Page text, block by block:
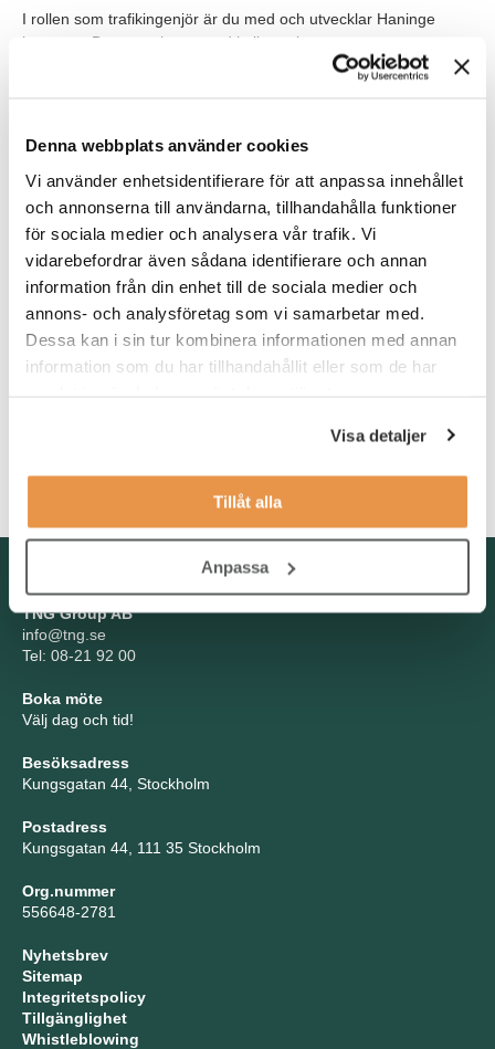
Denna webbplats använder cookies
Vi använder enhetsidentifierare för att anpassa innehållet
och annonserna till användarna, tillhandahålla funktioner
för sociala medier och analysera vår trafik. Vi
vidarebefordrar även sådana identifierare och annan
information från din enhet till de sociala medier och
annons- och analysföretag som vi samarbetar med.
Dessa kan i sin tur kombinera informationen med annan
information som du har tillhandahållit eller som de har
Visa detaljer
Tillåt alla
Anpassa
I rollen som trafikingenjör är du med och utvecklar Haninge
kommun. Du samarbetar med kollegor i
Stadsbyggnadsförvaltningen och andra förvaltningar och har
Våra förväntningar
Vi söker dig som har relevant utbildning och/eller erfarenhet av
liknande arbete, kanske i rollen som trafikingenjör,
goda systemkunskaper och uttrycker dig väl på svenska i tal och
skrift. Vidare har du B-körkort.
Som person är du strukturerad, verksamhetsfokuserad och har
kan se olika perspektiv, är tydlig, lyhörd och har lätt att
beslut, även obekväma beslut under tidspress.
TNG Group AB
info@tng.se
Tel: 08-21 92 00
Boka möte
Välj dag och tid!
Besöksadress
Kungsgatan 44, Stockholm
Postadress
Kungsgatan 44, 111 35 Stockholm
Org.nummer
556648-2781
Nyhetsbrev
Sitemap
Integritetspolicy
Tillgänglighet
Whistleblowing